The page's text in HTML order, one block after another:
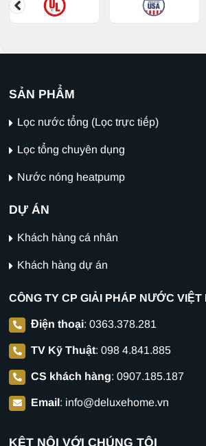
CÔNG TY CP GIẢI PHÁP NƯỚC VIỆT
Điện thoại: 0363.378.281
TV Kỹ Thuật: 098 4.841.885
CS khách hàng: 0907.185.187
Email: info@deluxehome.vn
SẢN PHẨM
Lọc nước tổng (Lọc trực tiếp)
Lọc tổng chuyên dụng
Nước nóng heatpump
DỰ ÁN
Khách hàng cá nhân
Khách hàng dự án
KẾT NỐI VỚI CHÚNG TÔI